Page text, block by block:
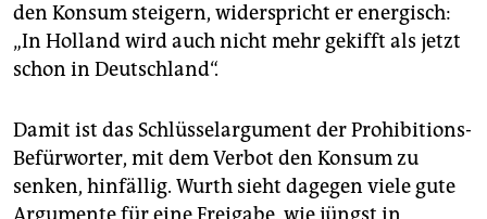
den Konsum steigern, widerspricht er energisch:
„In Holland wird auch nicht mehr gekifft als jetzt
schon in Deutschland“.
Damit ist das Schlüsselargument der Prohibitions-
Befürworter, mit dem Verbot den Konsum zu
senken, hinfällig. Wurth sieht dagegen viele gute